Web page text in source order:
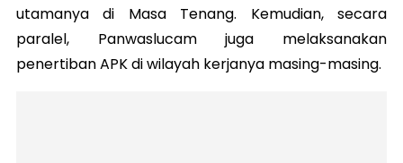
utamanya di Masa Tenang. Kemudian, secara
paralel, Panwaslucam juga melaksanakan
penertiban APK di wilayah kerjanya masing-masing.